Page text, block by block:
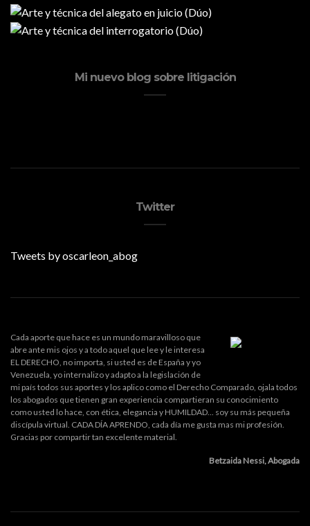
Mi nuevo blog sobre litigación
Twitter
Tweets by oscarleon_abog
Cada aporte que hace es un mundo maravilloso que
abre ante mis ojos y a todo aquel que lee y le interesa
EL DERECHO, no importa, si usted es de España y yo
Venezuela, yo internalizo y adapto a la legislación de
mi país todos sus aportes y los aplico como el Derecho Comparado, ojala todos
los abogados que tienen gran experiencia compartieran su conocimiento
como usted lo hace, con ética, elegancia y HUMILDAD... soy su más pequeña
discípula virtual. CADA DÍA APRENDO, cada día me gusta mas mi profesión.
Gracias por compartir tan excelente material.
Betzaida Nessi, Abogada